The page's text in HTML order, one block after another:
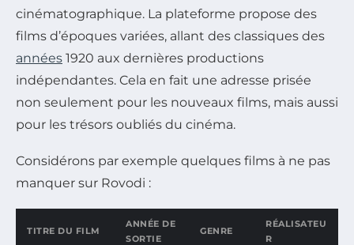
cinématographique. La plateforme propose des
films d’époques variées, allant des classiques des
années 1920 aux dernières productions
indépendantes. Cela en fait une adresse prisée
non seulement pour les nouveaux films, mais aussi
pour les trésors oubliés du cinéma.
Considérons par exemple quelques films à ne pas
manquer sur Rovodi :
TITRE DU FILM
ANNÉE DE
SORTIE
GENRE
RÉALISATEU
R